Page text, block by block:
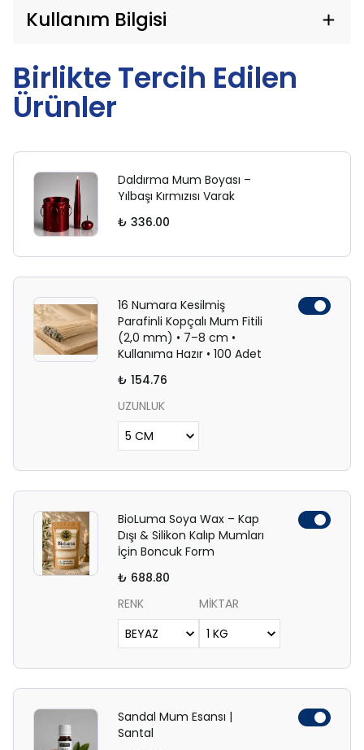
Kullanım Bilgisi
Birlikte Tercih Edilen
Ürünler
Daldırma Mum Boyası –
Yılbaşı Kırmızısı Varak
₺ 336.00
16 Numara Kesilmiş
Parafinli Kopçalı Mum Fitili
(2,0 mm) • 7–8 cm •
Kullanıma Hazır • 100 Adet
₺ 154.76
UZUNLUK
BioLuma Soya Wax – Kap
Dışı & Silikon Kalıp Mumları
İçin Boncuk Form
₺ 688.80
RENK
MİKTAR
Sandal Mum Esansı |
Santal